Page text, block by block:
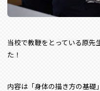
当校で教鞭をとっている原先
た！
内容は「身体の描き方の基礎